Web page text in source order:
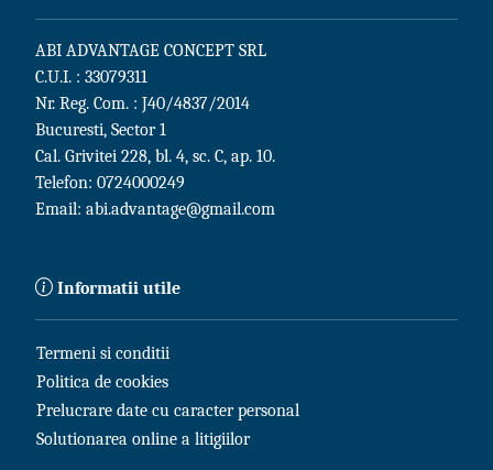
ABI ADVANTAGE CONCEPT SRL
C.U.I. : 33079311
Nr. Reg. Com. : J40/4837/2014
Bucuresti, Sector 1
Cal. Grivitei 228, bl. 4, sc. C, ap. 10.
Telefon: 0724000249
Email: abi.advantage@gmail.com
Informatii utile
Termeni si conditii
Politica de cookies
Prelucrare date cu caracter personal
Solutionarea online a litigiilor